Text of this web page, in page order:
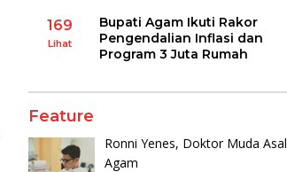
169
Lihat
Bupati Agam Ikuti Rakor
Pengendalian Inflasi dan
Program 3 Juta Rumah
Feature
Ronni Yenes, Doktor Muda Asal
Agam